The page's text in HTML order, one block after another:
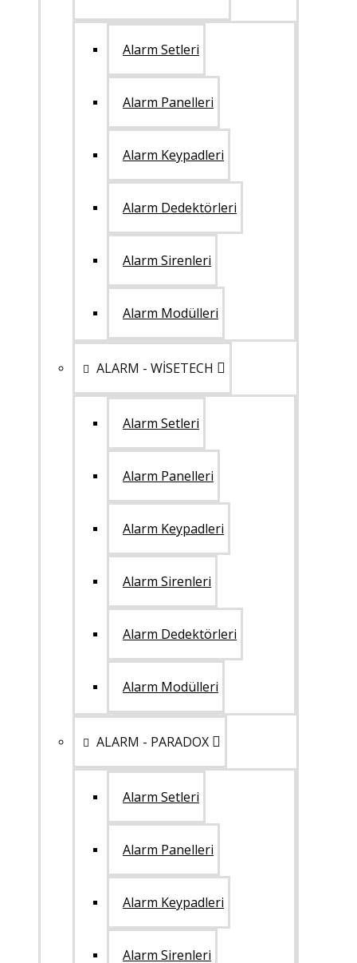
Alarm Setleri
Alarm Panelleri
Alarm Keypadleri
Alarm Dedektörleri
Alarm Sirenleri
Alarm Modülleri
ALARM - WİSETECH
Alarm Setleri
Alarm Panelleri
Alarm Keypadleri
Alarm Sirenleri
Alarm Dedektörleri
Alarm Modülleri
ALARM - PARADOX
Alarm Setleri
Alarm Panelleri
Alarm Keypadleri
Alarm Sirenleri